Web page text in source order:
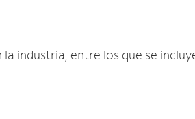
industria, entre los que se